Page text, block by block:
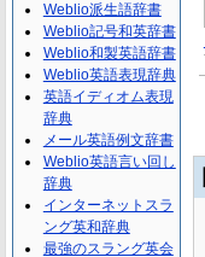
Weblio派生語辞書
Weblio記号和英辞書
Weblio和製英語辞書
Weblio英語表現辞典
英語イディオム表現
辞典
メール英語例文辞書
Weblio英語言い回し
辞典
インターネットスラ
ング英和辞典
最強のスラング英会